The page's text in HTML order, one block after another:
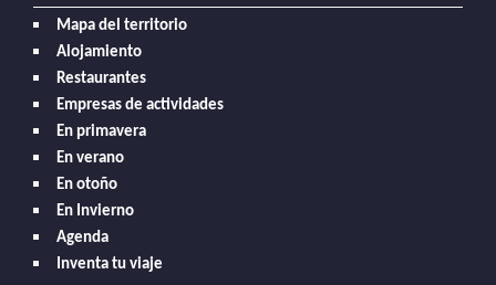
Mapa del territorio
Alojamiento
Restaurantes
Empresas de actividades
En primavera
En verano
En otoño
En Invierno
Agenda
Inventa tu viaje